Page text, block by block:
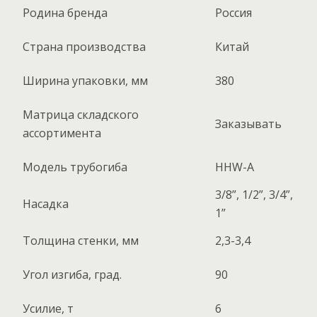
Родина бренда Россия
Страна производства Китай
Ширина упаковки, мм 380
Матрица складского
ассортимента
Заказывать
Модель трубогиба HHW-A
Насадка
3/8”, 1/2”, 3/4”,
1”
Толщина стенки, мм
2,3-3,4
Угол изгиба, град. 90
Усилие, т 6